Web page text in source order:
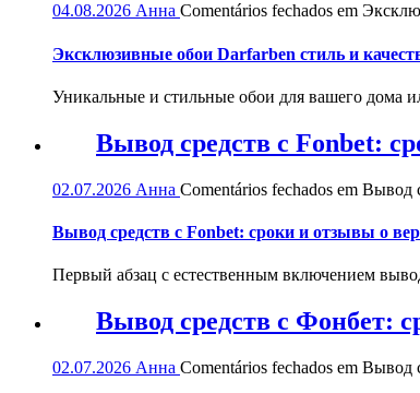
04.08.2026 Анна Comentários fechados em
Эксклюзивные обои Darfarben стиль и
Уникальные и стильные обои для вашего дома
Вывод средств с Fonbet:
02.07.2026 Анна Comentários fechados em Вывод
Вывод средств с Fonbet: сроки и отзывы о
Первый абзац с естественным включением
Вывод средств с Фонбет:
02.07.2026 Анна Comentários fechados em Вывод